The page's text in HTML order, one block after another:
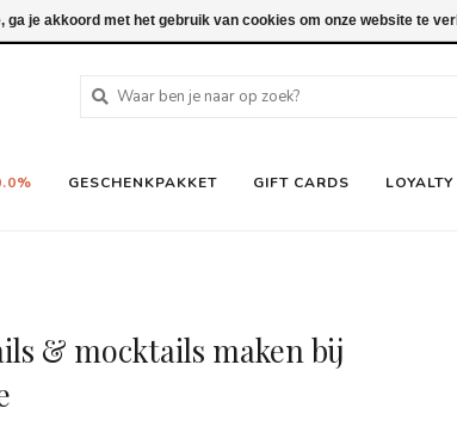
GESCHENKPAKKET GIFT CARDS LOYALTY
& mocktails maken bij
ga je akkoord met het gebruik van cookies om onze website te